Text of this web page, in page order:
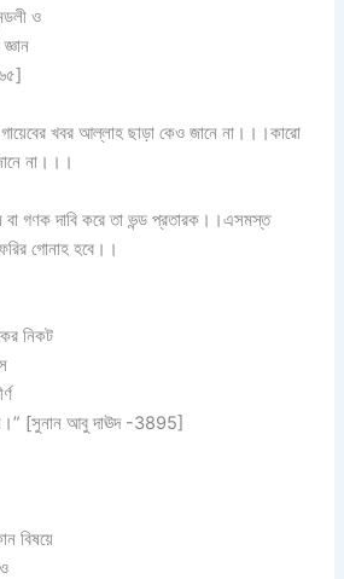
ও
খবর আল্লাহ ছাড়া কেও জানে না।।।কারো
না।।।
বা গণক দাবি করে তা ভন্ড প্রতারক।।এসমস্ত
গোনাহ হবে।।
নিকট
[সুনান আবু দাঊদ -3895]
বিষয়ে